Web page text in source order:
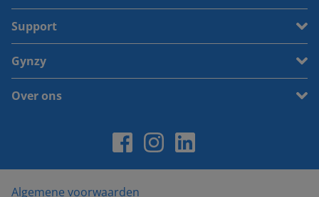
Support
Gynzy
Over ons
Algemene voorwaarden